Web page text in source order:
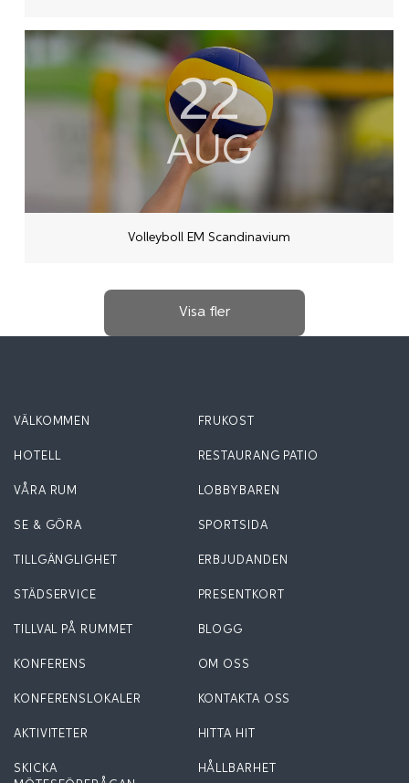
22
AUG
Volleyboll EM Scandinavium
VÄLKOMMEN
HOTELL
VÅRA RUM
SE & GÖRA
TILLGÄNGLIGHET
STÄDSERVICE
TILLVAL PÅ RUMMET
KONFERENS
KONFERENSLOKALER
AKTIVITETER
SKICKA
FRUKOST
RESTAURANG PATIO
LOBBYBAREN
SPORTSIDA
ERBJUDANDEN
PRESENTKORT
BLOGG
OM OSS
KONTAKTA OSS
HITTA HIT
HÅLLBARHET